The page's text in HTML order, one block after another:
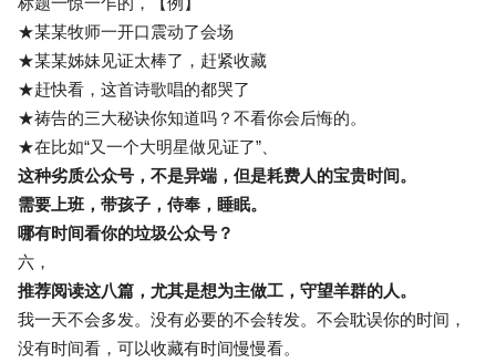
★某某牧师一开口震动了会场
★某某姊妹见证太棒了，赶紧收藏
★赶快看，这首诗歌唱的都哭了
★祷告的三大秘诀你知道吗？不看你会后悔的。
★在比如“又一个大明星做见证了”、
这种劣质公众号，不是异端，但是耗费人的宝贵时间。
需要上班，带孩子，侍奉，睡眠。
哪有时间看你的垃圾公众号？
六，
推荐阅读这八篇，尤其是想为主做工，守望羊群的人。
我一天不会多发。没有必要的不会转发。不会耽误你的时间，
没有时间看，可以收藏有时间慢慢看。